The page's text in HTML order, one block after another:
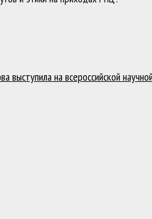
выступила на всероссийской